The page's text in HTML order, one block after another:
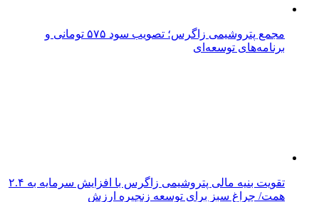
مجمع پتروشیمی زاگرس؛ تصویب سود ۵۷۵ تومانی و
برنامه‌های توسعه‌ای
تقویت بنیه مالی پتروشیمی زاگرس با افزایش سرمایه به ۲.۴
همت/ چراغ سبز برای توسعه زنجیره ارزش